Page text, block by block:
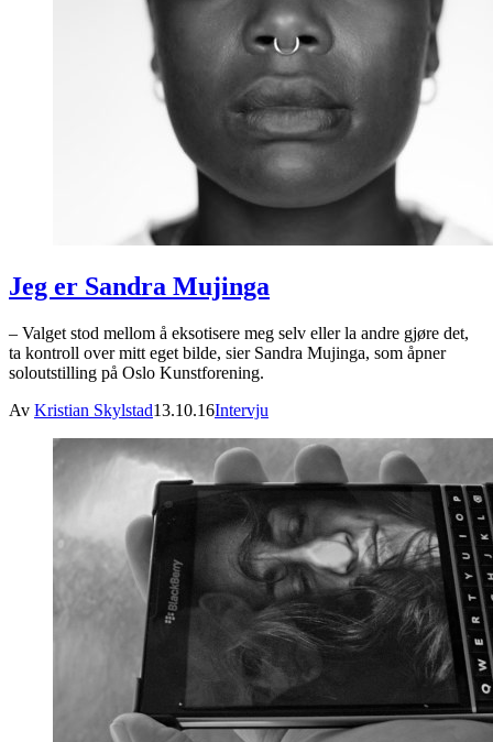
Jeg er Sandra Mujinga
– Valget stod mellom å eksotisere meg selv eller la andre gjøre det,
ta kontroll over mitt eget bilde, sier Sandra Mujinga, som åpner
soloutstilling på Oslo Kunstforening.
Av Kristian Skylstad13.10.16Intervju